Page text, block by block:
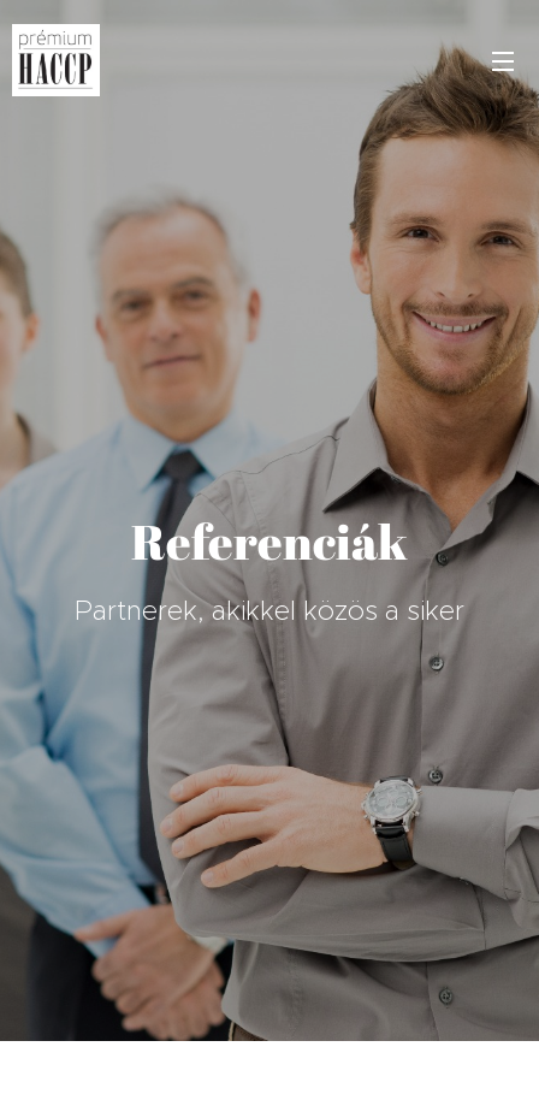
Referenciák
Partnerek, akikkel közös a siker